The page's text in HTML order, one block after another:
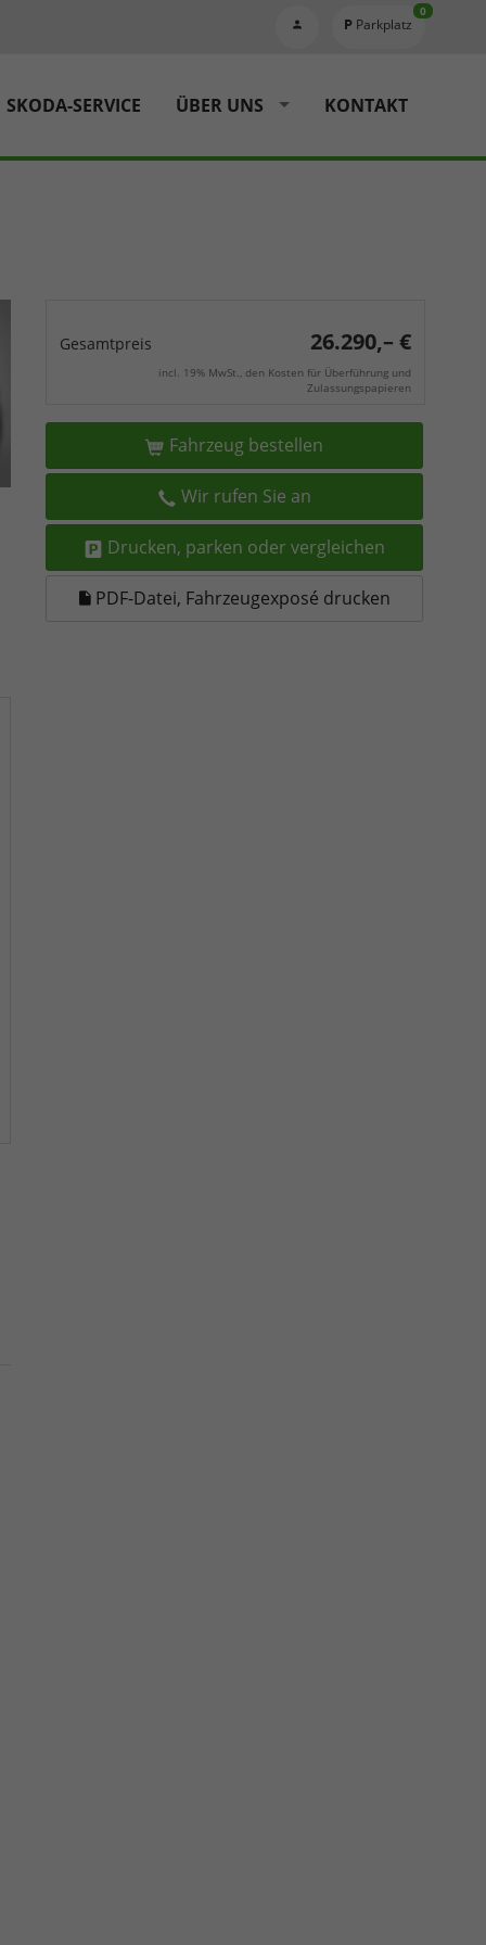
Parkplatz
0
SKODA-SERVICE ÜBER UNS KONTAKT
Gesamtpreis 26.290,– €
incl. 19% MwSt., den Kosten für Überführung und
Zulassungspapieren
Fahrzeug bestellen
Wir rufen Sie an
Drucken, parken oder vergleichen
PDF-Datei, Fahrzeugexposé drucken